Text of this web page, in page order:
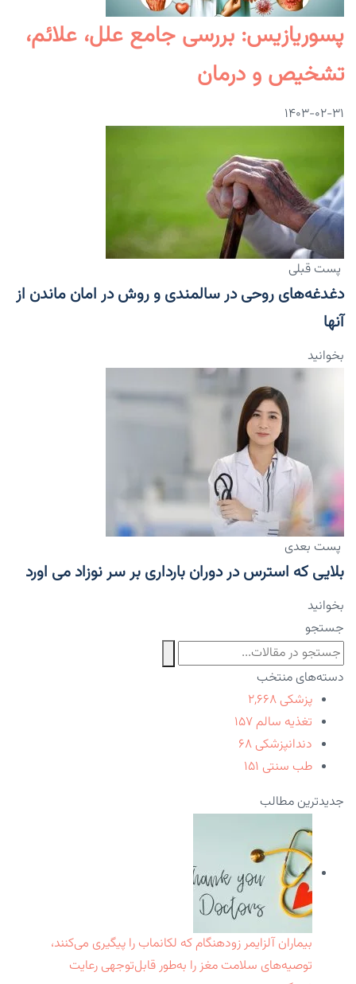
پسوریازیس: بررسی جامع علل، علائم،
تشخیص و درمان
۱۴۰۳-۰۲-۳۱
پست قبلی
دغدغه‌های روحی در سالمندی و روش در امان ماندن از
آنها
بخوانید
پست بعدی
بلایی که استرس در دوران بارداری بر سر نوزاد می اورد
بخوانید
جستجو
دسته‌های منتخب
پزشکی ۲,۶۶۸
تغذیه سالم ۱۵۷
دندانپزشکی ۶۸
طب سنتی ۱۵۱
جدیدترین مطالب
بیماران آلزایمر زودهنگام که لکانماب را پیگیری می‌کنند،
توصیه‌های سلامت مغز را به‌طور قابل‌توجهی رعایت